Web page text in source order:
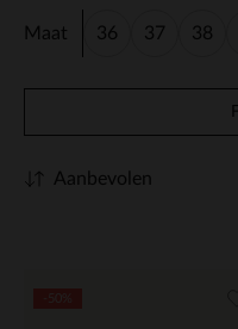
Maat 36 37 38
Aanbevolen